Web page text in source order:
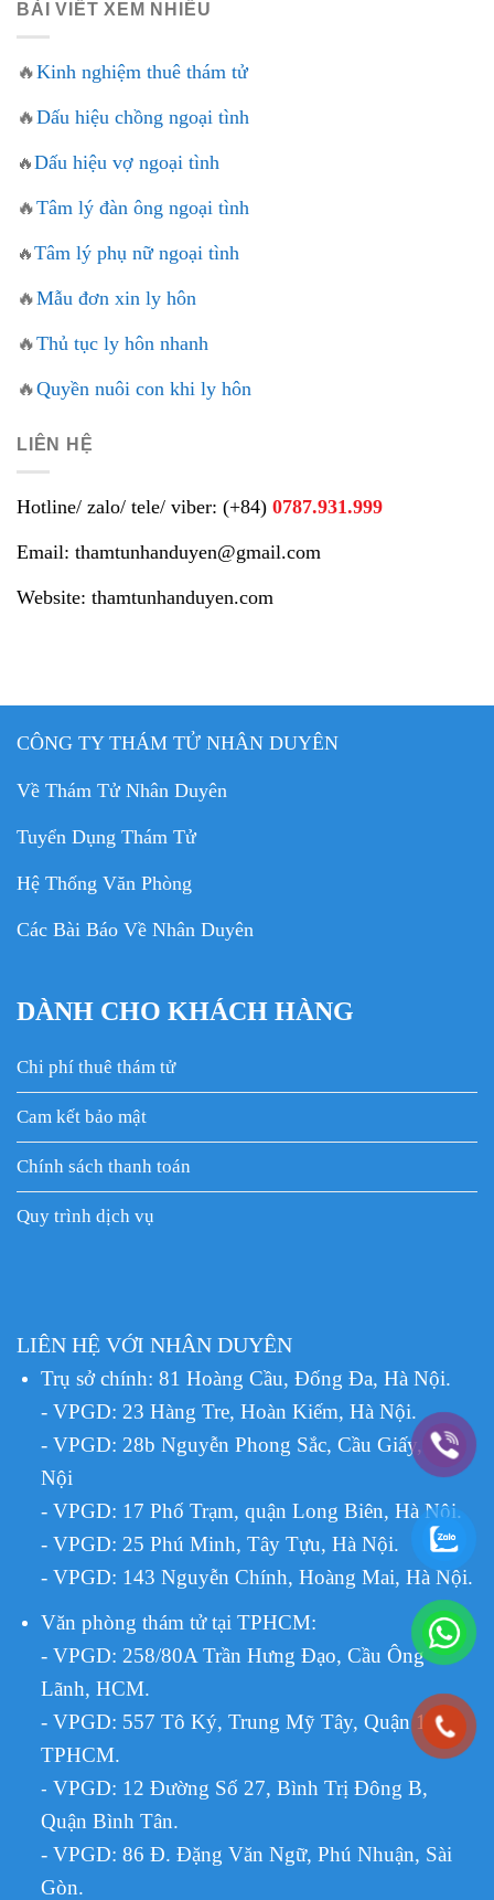
BÀI VIẾT XEM NHIỀU
🔥Kinh nghiệm thuê thám tử
🔥Dấu hiệu chồng ngoại tình
🔥Dấu hiệu vợ ngoại tình
🔥Tâm lý đàn ông ngoại tình
🔥Tâm lý phụ nữ ngoại tình
🔥Mẫu đơn xin ly hôn
🔥Thủ tục ly hôn nhanh
🔥Quyền nuôi con khi ly hôn
LIÊN HỆ
Hotline/ zalo/ tele/ viber: (+84) 0787.931.999
Email: thamtunhanduyen@gmail.com
Website: thamtunhanduyen.com
CÔNG TY THÁM TỬ NHÂN DUYÊN
Về Thám Tử Nhân Duyên
Tuyển Dụng Thám Tử
Hệ Thống Văn Phòng
Các Bài Báo Về Nhân Duyên
DÀNH CHO KHÁCH HÀNG
Chi phí thuê thám tử
Cam kết bảo mật
Chính sách thanh toán
Quy trình dịch vụ
LIÊN HỆ VỚI NHÂN DUYÊN
Trụ sở chính: 81 Hoàng Cầu, Đống Đa, Hà Nội.
- VPGD: 23 Hàng Tre, Hoàn Kiếm, Hà Nội.
- VPGD: 28b Nguyễn Phong Sắc, Cầu Giấy, Hà
Nội
- VPGD: 17 Phố Trạm, quận Long Biên, Hà Nội.
- VPGD: 25 Phú Minh, Tây Tựu, Hà Nội.
- VPGD: 143 Nguyễn Chính, Hoàng Mai, Hà Nội.
Văn phòng thám tử tại TPHCM:
- VPGD: 258/80A Trần Hưng Đạo, Cầu Ông
Lãnh, HCM.
- VPGD: 557 Tô Ký, Trung Mỹ Tây, Quận 12,
TPHCM.
- VPGD: 12 Đường Số 27, Bình Trị Đông B,
Quận Bình Tân.
- VPGD: 86 Đ. Đặng Văn Ngữ, Phú Nhuận, Sài
Gòn.